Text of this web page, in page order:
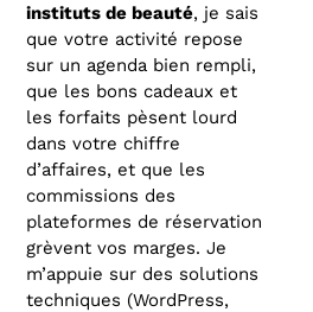
instituts de beauté, je sais
que votre activité repose
sur un agenda bien rempli,
que les bons cadeaux et
les forfaits pèsent lourd
dans votre chiffre
d’affaires, et que les
commissions des
plateformes de réservation
grèvent vos marges. Je
m’appuie sur des solutions
techniques (WordPress,